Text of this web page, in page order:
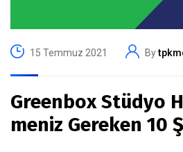
15 Temmuz 2021 By
Greenbox Stüdyo
meniz Gereken 10